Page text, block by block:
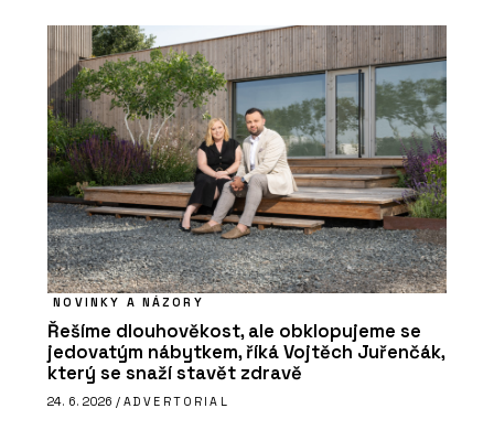
NOVINKY A NÁZORY
Řešíme dlouhověkost, ale obklopujeme se
jedovatým nábytkem, říká Vojtěch Juřenčák,
který se snaží stavět zdravě
24. 6. 2026 / ADVERTORIAL